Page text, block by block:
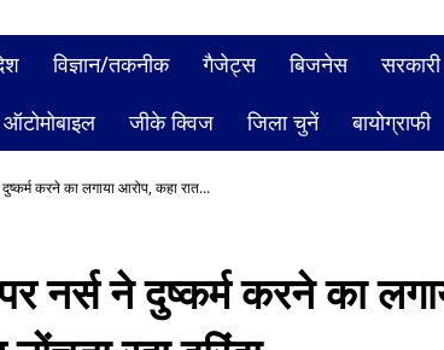
विज्ञान/तकनीक गैजेट्स बिजनेस
ऑटोमोबाइल जीके क्विज जिला चुनें बायोग्राफी
करने का लगाया आरोप, कहा रात...
नर्स ने दुष्कर्म करने का